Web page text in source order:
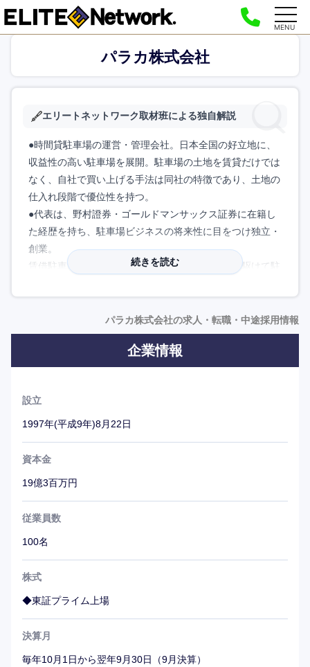
MENU
パラカ株式会社
エリートネットワーク取材班による独自解説
●時間貸駐車場の運営・管理会社。日本全国の好立地に、
収益性の高い駐車場を展開。駐車場の土地を賃貸だけでは
なく、自社で買い上げる手法は同社の特徴であり、土地の
仕入れ段階で優位性を持つ。
●代表は、野村證券・ゴールドマンサックス証券に在籍し
た経歴を持ち、駐車場ビジネスの将来性に目をつけ独立・
創業。
賃借駐車場や自社駐車場にとどまらず、業界に先駆けて駐
代表の好きな言葉『小さなことの積み重ねが大を成す』の
通り、同社の駐車場ビジネスはコツコツと好立地に駐車場
を開拓し続けてきたことが、安定した大きな収益源となっ
ている。どんな小さな事でも、きちんと律儀に出来るとい
続きを読む
パラカ株式会社の求人・転職・中途採用情報
企業情報
設立
1997年(平成9年)8月22日
資本金
19億3百万円
従業員数
100名
株式
◆東証プライム上場
決算月
毎年10月1日から翌年9月30日（9月決算）